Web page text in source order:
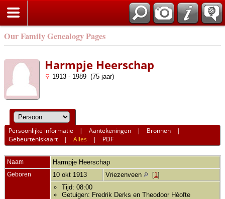
Our Family Genealogy Pages
Harmpje Heerschap
1913 - 1989 (75 jaar)
Persoonlijke informatie |Aantekeningen | Bronnen |
Gebeurteniskaart |Alles | PDF
Naam Harmpje Heerschap
Geboren 10 okt 1913 Vriezenveen [1 ]
Tijd: 08:00
Getuigen: Fredrik Derks en Theodoor Hèofte